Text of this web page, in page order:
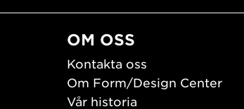
OM OSS
Kontakta oss
Om Form/Design Center
Vår historia